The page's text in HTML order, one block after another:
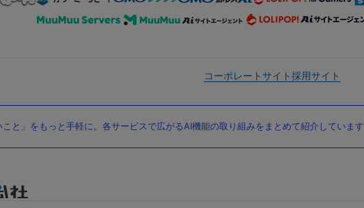
コーポレートサイト採用サイト
と」をもっと手軽に。各サービスで広がるAI機能の取り組みをまとめて紹介しています